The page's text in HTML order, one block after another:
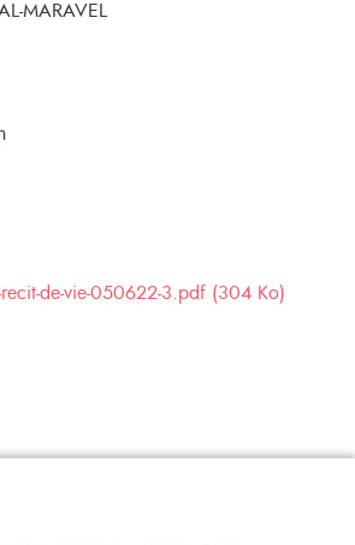
MARAVEL
recit-de-vie-050622-3.pdf (304 Ko)